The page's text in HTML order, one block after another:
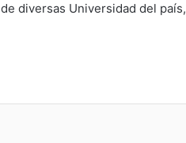
diversas Universidad del país,